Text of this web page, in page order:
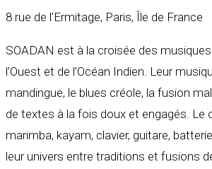
8 rue de l'Ermitage, Paris, Île de France
SOADAN est à la croisée des musiques
l’Ouest et de l’Océan Indien. Leur
mandingue, le blues créole, la fusion
de textes à la fois doux et engagés. Le
marimba, kayam, clavier, guitare,
leur univers entre traditions et fusions